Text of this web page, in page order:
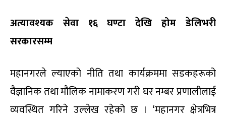
अत्यावश्यक सेवा १६ घण्टा देखि होम डेलिभरी
सरकारसम्म
महानगरले ल्याएको नीति तथा कार्यक्रममा सडकहरूको
वैज्ञानिक तथा मौलिक नामाकरण गरी घर नम्बर प्रणालीलाई
व्यवस्थित गरिने उल्लेख रहेको छ । ‘महानगर क्षेत्रभित्र